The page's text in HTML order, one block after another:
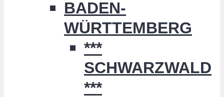
BADEN-
WÜRTTEMBERG
***
SCHWARZWALD
***